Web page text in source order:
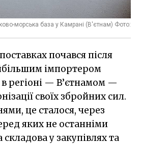
морська база у Камрані (В'єтнам) Фото:
почався після
імпортером
в регіоні — В’єтнамом —
своїх збройних сил.
це сталося, через
яких не останніми
у закупівлях та